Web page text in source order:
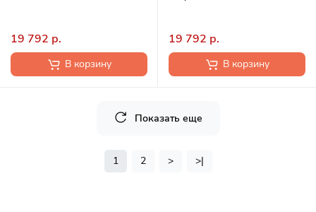
19 792 р.
В корзину
19 792 р.
В корзину
Показать еще
1 2 > >|